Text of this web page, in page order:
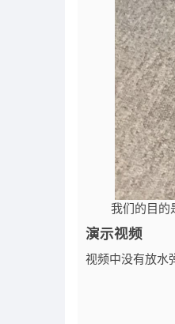
我们的目的是
演示视频
视频中没有放水